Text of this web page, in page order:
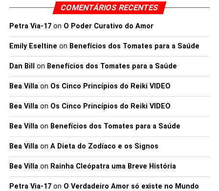
Tomate. faça um favor a
si mesmo e coma
tomates crus ou
cozidos para obter o
máximo de benefícios
para o seu corpo e
viver uma vida
saudável.
COMENTÁRIOS RECENTES
Petra Via-17on O Poder Curativo do Amor
Emily Eseltine on Benefícios dos Tomates para a Saúde
Dan Bill on Benefícios dos Tomates para a Saúde
Bea Villaon Os Cinco Princípios do Reiki VIDEO
Bea Villaon Os Cinco Princípios do Reiki VIDEO
Bea Villaon Benefícios dos Tomates para a Saúde
Bea Villaon A Dieta do Zodíaco e os Signos
Bea Villaon Rainha Cleópatra uma Breve História
Petra Via-17on O Verdadeiro Amor só existe no Mundo